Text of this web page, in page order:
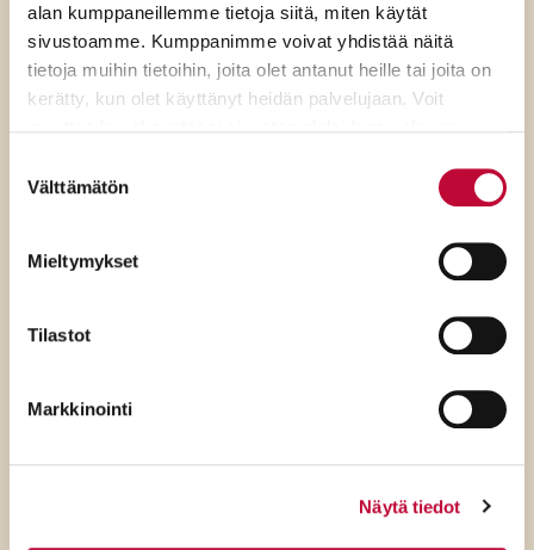
alan kumppaneillemme tietoja siitä, miten käytät
sivustoamme. Kumppanimme voivat yhdistää näitä
tietoja muihin tietoihin, joita olet antanut heille tai joita on
kerätty, kun olet käyttänyt heidän palvelujaan. Voit
valinta
Välttämätön
Mieltymykset
Tilastot
Markkinointi
Näytä tiedot
7.8.2026
Sikaruton torjunnassa
avoimuus ja selkeät ohjeet